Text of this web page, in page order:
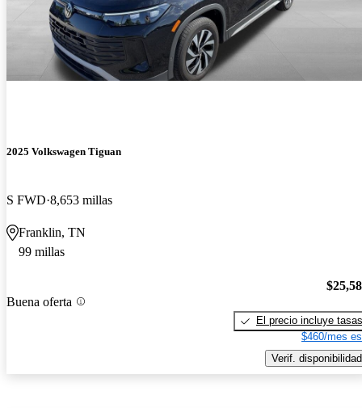
2025 Volkswagen Tiguan
S FWD 8,653 millas
Franklin, TN
99 millas
Buena oferta
El precio incluye tasas
$460/mes
Verif. disponibilidad